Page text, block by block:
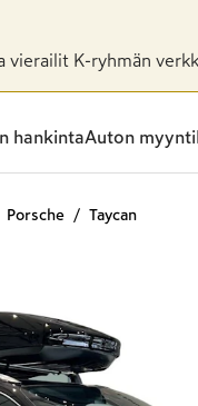
vierailit K-ryhmän
hankintaAuton myynti
Porsche Taycan